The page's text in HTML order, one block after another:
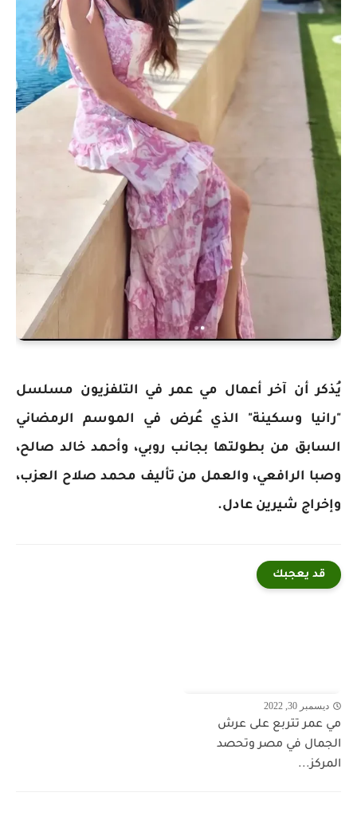
يُذكر أن آخر أعمال مي عمر في التلفزيون مسلسل
"رانيا وسكينة" الذي عُرض في الموسم الرمضاني
السابق من بطولتها بجانب روبي، وأحمد خالد صالح،
وصبا الرافعي، والعمل من تأليف محمد صلاح العزب،
وإخراج شيرين عادل.
قد يعجبك
ديسمبر 30, 2022
مي عمر تتربع على عرش
الجمال في مصر وتحصد
المركز...